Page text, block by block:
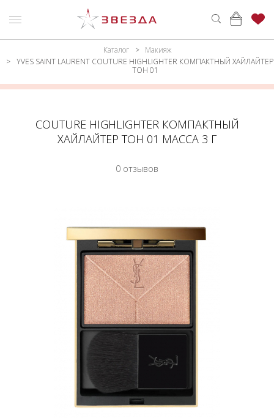
КАТАЛОГ
КОНТАКТЫ
ПАРФЮМЕРИЯ
Каталог
Макияж
YVES SAINT LAURENT COUTURE HIGHLIGHTER КОМПАКТНЫЙ ХАЙЛАЙТЕР
ТОН 01
COUTURE HIGHLIGHTER КОМПАКТНЫЙ
ХАЙЛАЙТЕР ТОН 01 МАССА 3 Г
0 отзывов